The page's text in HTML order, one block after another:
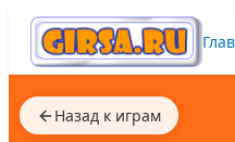
Назад к играм